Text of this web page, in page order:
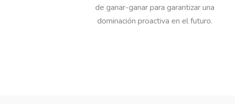
de ganar-ganar para garantizar una
dominación proactiva en el futuro.